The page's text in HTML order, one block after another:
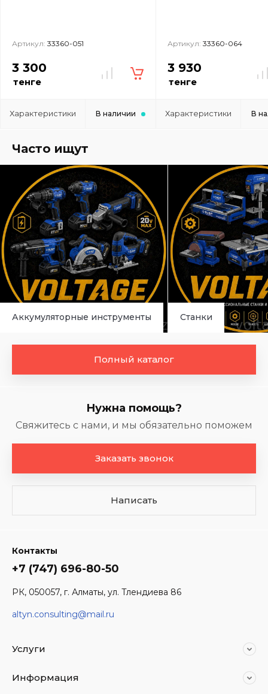
Артикул: 33360-051
3 300
тенге
Характеристики В наличии
Артикул: 33360-064
3 930
тенге
Характеристики В
Часто ищут
Аккумуляторные инструменты Станки
Полный каталог
Нужна помощь?
Свяжитесь с нами, и мы обязательно поможем
Заказать звонок
Написать
Контакты
+7 (747) 696-80-50
РК, 050057, г. Алматы, ул. Тлендиева 86
altyn.consulting@mail.ru
Услуги
Информация